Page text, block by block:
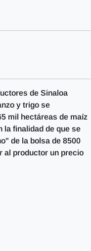
de Sinaloa
y trigo se
mil hectáreas de maíz
la finalidad de que se
de la bolsa de 8500
al productor un precio